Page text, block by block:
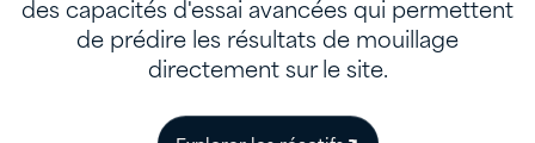
des capacités d'essai avancées qui permettent
de prédire les résultats de mouillage
directement sur le site.